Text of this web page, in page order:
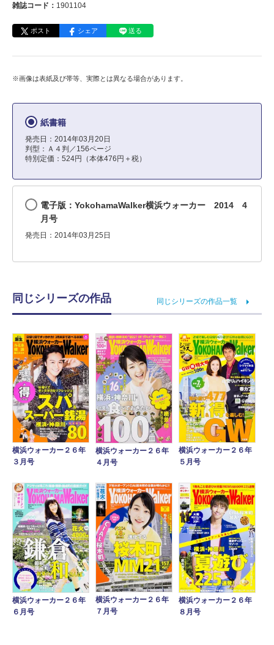
雑誌コード： 1901104
ポスト シェア 送る
※画像は表紙及び帯等、実際とは異なる場合があります。
紙書籍
発売日：2014年03月20日
判型：Ａ４判／156ページ
特別定価：524円（本体476円＋税）
電子版：YokohamaWalker横浜ウォーカー 2014 4
月号
発売日：2014年03月25日
同じシリーズの作品 同じシリーズの作品一覧
横浜ウォーカー２６年
３月号
横浜ウォーカー２６年
４月号
横浜ウォーカー２６年
５月号
横浜ウォーカー２６年
６月号
横浜ウォーカー２６年
７月号
横浜ウォーカー２６年
８月号